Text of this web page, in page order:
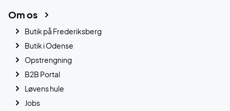
Om os
Butik på Frederiksberg
Butik i Odense
Opstrengning
B2B Portal
Løvens hule
Jobs